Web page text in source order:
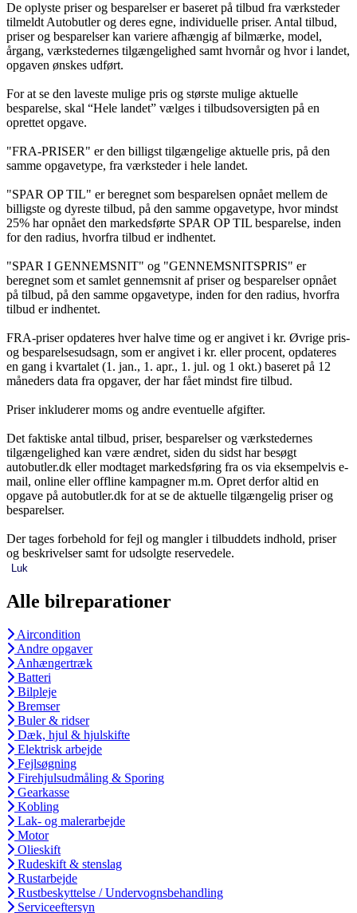
De oplyste priser og besparelser er baseret på tilbud fra værksteder
tilmeldt Autobutler og deres egne, individuelle priser. Antal tilbud,
priser og besparelser kan variere afhængig af bilmærke, model,
årgang, værkstedernes tilgængelighed samt hvornår og hvor i landet,
opgaven ønskes udført.
For at se den laveste mulige pris og største mulige aktuelle
besparelse, skal “Hele landet” vælges i tilbudsoversigten på en
oprettet opgave.
"FRA-PRISER" er den billigst tilgængelige aktuelle pris, på den
samme opgavetype, fra værksteder i hele landet.
"SPAR OP TIL" er beregnet som besparelsen opnået mellem de
billigste og dyreste tilbud, på den samme opgavetype, hvor mindst
25% har opnået den markedsførte SPAR OP TIL besparelse, inden
for den radius, hvorfra tilbud er indhentet.
"SPAR I GENNEMSNIT" og "GENNEMSNITSPRIS" er
beregnet som et samlet gennemsnit af priser og besparelser opnået
på tilbud, på den samme opgavetype, inden for den radius, hvorfra
tilbud er indhentet.
FRA-priser opdateres hver halve time og er angivet i kr. Øvrige pris-
og besparelsesudsagn, som er angivet i kr. eller procent, opdateres
en gang i kvartalet (1. jan., 1. apr., 1. jul. og 1 okt.) baseret på 12
måneders data fra opgaver, der har fået mindst fire tilbud.
Priser inkluderer moms og andre eventuelle afgifter.
Det faktiske antal tilbud, priser, besparelser og værkstedernes
tilgængelighed kan være ændret, siden du sidst har besøgt
autobutler.dk eller modtaget markedsføring fra os via eksempelvis e-
mail, online eller offline kampagner m.m. Opret derfor altid en
opgave på autobutler.dk for at se de aktuelle tilgængelig priser og
besparelser.
Der tages forbehold for fejl og mangler i tilbuddets indhold, priser
og beskrivelser samt for udsolgte reservedele.
Luk
Alle bilreparationer
Aircondition
Andre opgaver
Anhængertræk
Batteri
Bilpleje
Bremser
Buler & ridser
Dæk, hjul & hjulskifte
Elektrisk arbejde
Fejlsøgning
Firehjulsudmåling & Sporing
Gearkasse
Kobling
Lak- og malerarbejde
Motor
Olieskift
Rudeskift & stenslag
Rustarbejde
Rustbeskyttelse / Undervognsbehandling
Serviceeftersyn